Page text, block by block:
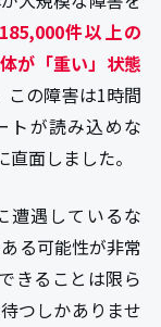
件以上の
が「重い」状態
この障害は1時間
トが読み込めな
面しました。
遭遇しているな
る可能性が非常
きることは限ら
つしかありませ